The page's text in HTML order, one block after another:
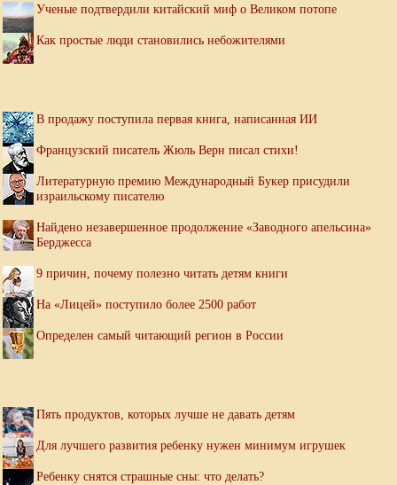
Ученые подтвердили китайский миф о Великом потопе
Как простые люди становились небожителями
В продажу поступила первая книга, написанная ИИ
Французский писатель Жюль Верн писал стихи!
Литературную премию Международный Букер присудили
израильскому писателю
Найдено незавершенное продолжение «Заводного апельсина»
Берджесса
9 причин, почему полезно читать детям книги
На «Лицей» поступило более 2500 работ
Определен самый читающий регион в России
Пять продуктов, которых лучше не давать детям
Для лучшего развития ребенку нужен минимум игрушек
Ребенку снятся страшные сны: что делать?